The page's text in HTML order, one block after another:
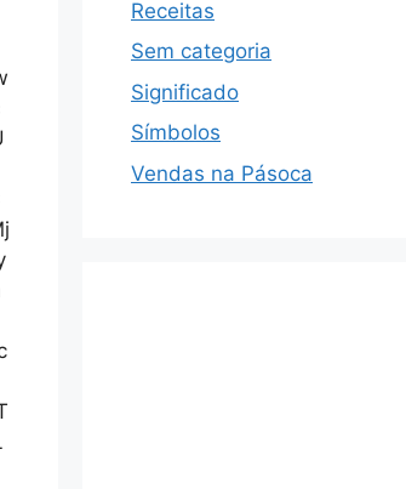
Receitas
Sem categoria
Significado
Símbolos
Vendas na Pásoca